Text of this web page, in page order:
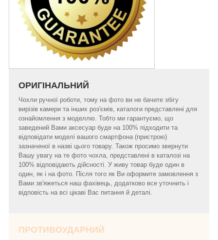
ОРИГІНАЛЬНИЙ
Чохли ручної роботи, тому на фото ви не бачите збігу
вирізів камери та інших роз'ємів, каталоги представлені для
ознайомлення з моделлю. Тобто ми гарантуємо, що
заведений Вами аксесуар буде на 100% підходити та
відповідати моделі вашого смартфона (пристрою)
зазначеної в назві цього товару. Також просимо звернути
Вашу увагу на те фото чохла, представлені в каталозі на
100% відповідають дійсності. У живу товар буде один в
один, як і на фото. Після того як Ви оформите замовлення з
Вами зв'яжеться наш фахівець, додатково все уточнить і
відповість на всі цікаві Вас питання й деталі.
ПРОТИВОУДАРНИЙ